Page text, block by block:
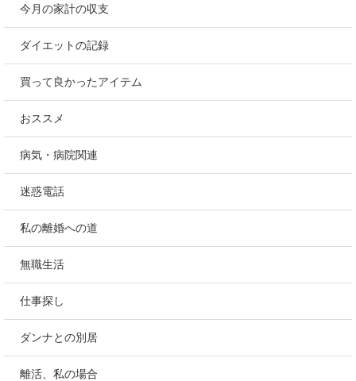
今月の家計の収支
ダイエットの記録
買って良かったアイテム
おススメ
病気・病院関連
迷惑電話
私の離婚への道
無職生活
仕事探し
ダンナとの別居
離活、私の場合